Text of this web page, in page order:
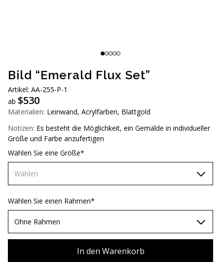
Bild “Emerald Flux Set”
Artikel: АA-255-P-1
ab $530
Materialien: Leinwand, Acrylfarben, Blattgold
Notizen: Es besteht die Möglichkeit, ein Gemälde in individueller
Größe und Farbe anzufertigen
Wählen Sie eine Größe*
Wählen
60х90 см
70х100 см
Wählen Sie einen Rahmen*
Ohne Rahmen
In den Warenkorb